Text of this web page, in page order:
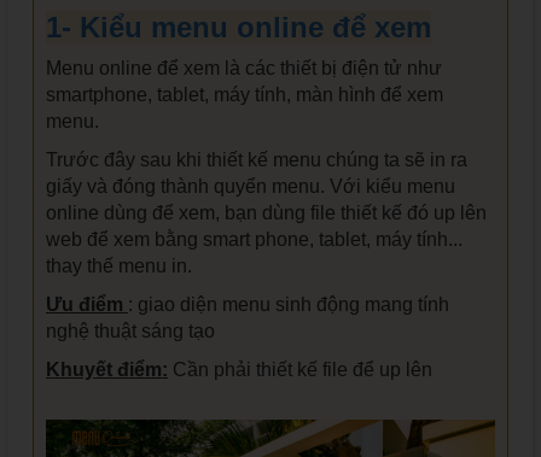
1- Kiểu menu online để xem
Menu online để xem là các thiết bị điện tử như
smartphone, tablet, máy tính, màn hình để xem
menu.
Trước đây sau khi thiết kế menu chúng ta sẽ in ra
giấy và đóng thành quyển menu. Với kiểu menu
online dùng để xem, bạn dùng file thiết kế đó up lên
web để xem bằng smart phone, tablet, máy tính...
thay thế menu in.
Ưu điểm : giao diện menu sinh động mang tính
nghệ thuật sáng tạo
Khuyết điểm: Cần phải thiết kế file để up lên